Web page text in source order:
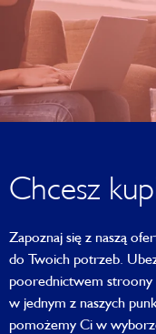
Chcesz
Zapoznaj się z naszą
do Twoich potrzeb.
poorednictwem stroony
w jednym z naszych
pomożemy Ci w